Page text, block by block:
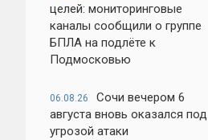
целей: мониторинговые
каналы сообщили о группе
БПЛА на подлёте к
Подмосковью
06.08.26
Сочи вечером 6
августа вновь оказался под
угрозой атаки